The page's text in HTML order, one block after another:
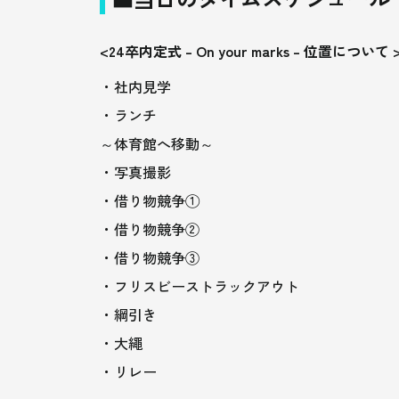
<24卒内定式 – On your marks – 位置について
・社内見学
・ランチ
～体育館へ移動～
・写真撮影
・借り物競争①
・借り物競争②
・借り物競争③
・フリスビーストラックアウト
・綱引き
・大繩
・リレー